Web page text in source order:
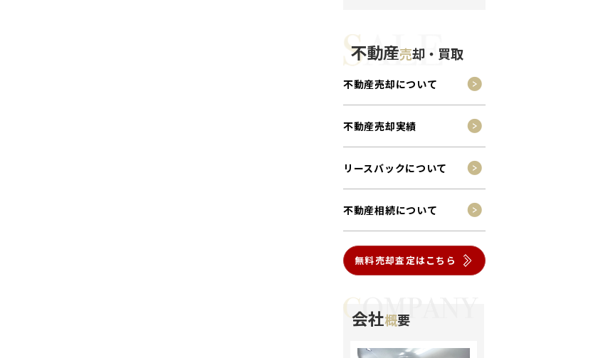
不動産売却・買取
不動産売却について
不動産売却実績
リースバックについて
不動産相続について
無料売却査定はこちら
会社概要